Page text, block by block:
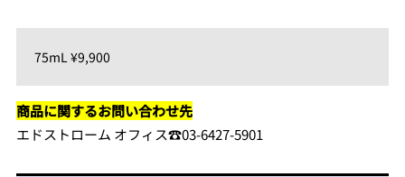
75mL ¥9,900
商品に関するお問い合わせ先
エドストローム オフィス☎︎03-6427-5901